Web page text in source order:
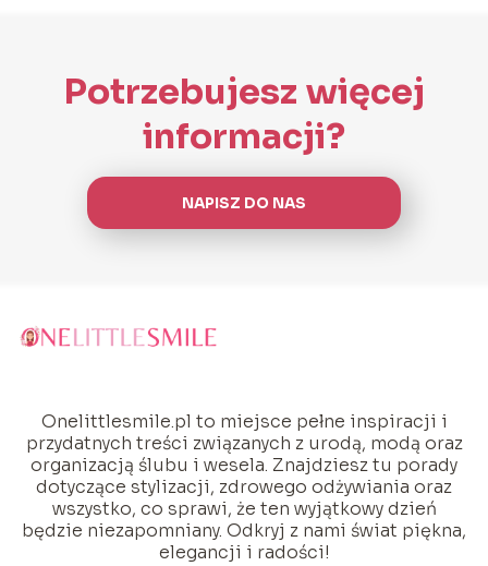
Potrzebujesz więcej
informacji?
NAPISZ DO NAS
Onelittlesmile.pl to miejsce pełne inspiracji i
przydatnych treści związanych z urodą, modą oraz
organizacją ślubu i wesela. Znajdziesz tu porady
dotyczące stylizacji, zdrowego odżywiania oraz
wszystko, co sprawi, że ten wyjątkowy dzień
będzie niezapomniany. Odkryj z nami świat piękna,
elegancji i radości!